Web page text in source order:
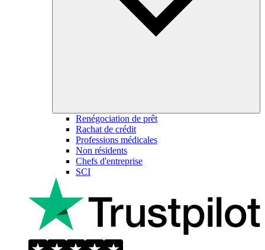
Renégociation de prêt
Rachat de crédit
Professions médicales
Non résidents
Chefs d'entreprise
SCI